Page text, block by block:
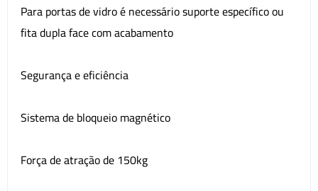
Para portas de vidro é necessário suporte específico ou
fita dupla face com acabamento
Segurança e eficiência
Sistema de bloqueio magnético
Força de atração de 150kg